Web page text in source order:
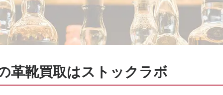
革靴買取はストックラボ